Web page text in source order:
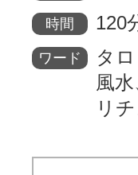
時間 120
ワード
タ
風
リ